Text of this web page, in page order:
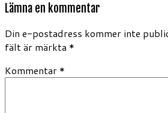
Lämna en kommentar
Din e-postadress kommer inte
fält är märkta *
Kommentar *